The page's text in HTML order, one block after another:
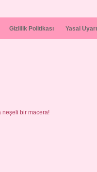
Gizlilik Politikası Yasal Uyarı
neşeli bir macera!